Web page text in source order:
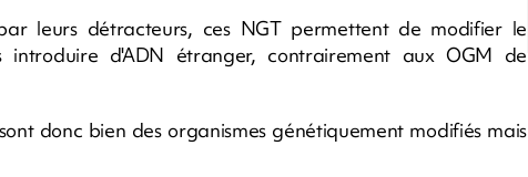
leurs détracteurs, ces NGT permettent de modifier le
introduire d'ADN étranger, contrairement aux OGM de
donc bien des organismes génétiquement modifiés mais